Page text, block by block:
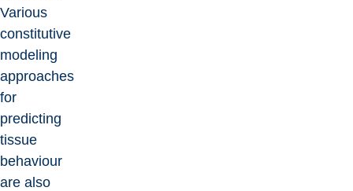
Various
constitutive
modeling
approaches
for
predicting
tissue
behaviour
are also